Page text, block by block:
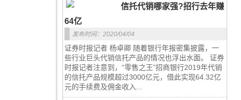
信托代销哪家强?招行去年赚
64亿
发布时间：2020/04/04
证券时报记者 杨卓卿 随着银行年报密集披露，一
些行业巨头代销信托产品的情况也浮出水面。 证券
时报记者注意到，“零售之王”招商银行2019年代销
的信托产品规模超过3000亿元，借此实现64.32亿
元的手续费及佣金收入...